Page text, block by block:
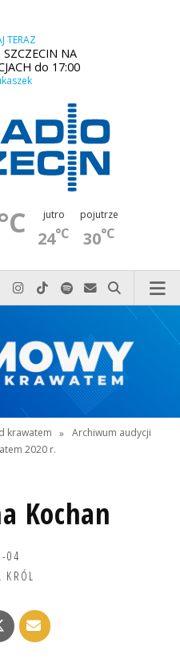
TERAZ
SZCZECIN NA
do 17:00
jutro
24°C
pojutrze
30°C
po prostu do nas zadzwoń
nas na Facebook-u
Odwiedź nas na X
Odwiedź nas na Instagram-ie
Odwiedź nas na TikTok-u
Szukaj nas na Spotify
Wyślij do nas
Szukaj
krawatem » Archiwum audycji
2020 r.
Kochan
04
KRÓL